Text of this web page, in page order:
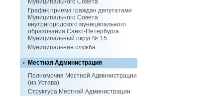
Муниципального Совета
График приема граждан депутатами
Муниципального Совета
внутригородского муниципального
образования Санкт-Петербурга
Муниципальный округ № 15
Муниципальная служба
Местная Администрация
Полномочия Местной Администрации
(из Устава)
Структура Местной Администрации